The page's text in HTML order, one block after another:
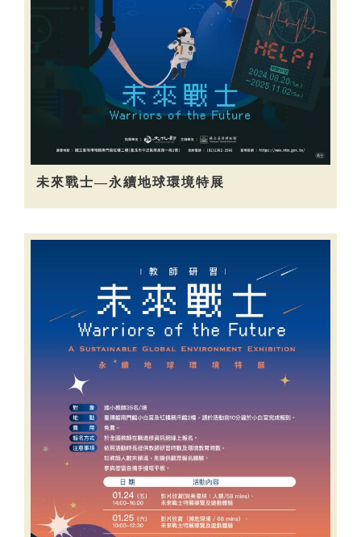
未來戰士—永續地球環境特展